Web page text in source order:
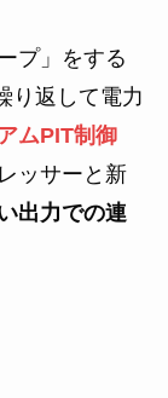
プ」をする
り返して電力
ムPIT制御
ッサーと新
出力での連